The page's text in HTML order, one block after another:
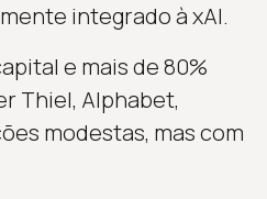
integrado à xAI.
e mais de 80%
Thiel, Alphabet,
modestas, mas com